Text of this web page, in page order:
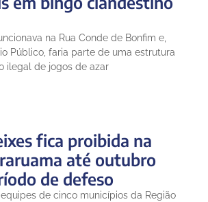
na Rua Conde de Bonfim e,
Público, faria parte de uma estrutura
ilegal de jogos de azar
fica proibida na
até outubro
de defeso
de cinco municípios da Região